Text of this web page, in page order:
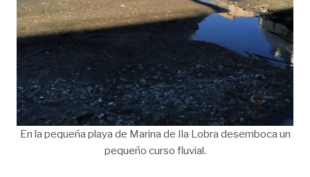
En la pequeña playa de Marina de Ila Lobra desemboca un
pequeño curso fluvial.